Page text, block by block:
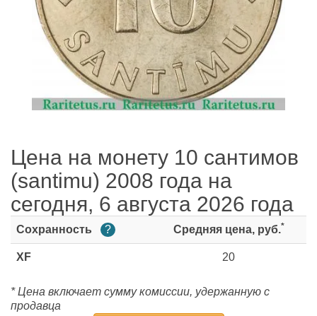
Цена на монету 10 сантимов
(santimu) 2008 года на
сегодня, 6 августа 2026 года
Сохранность ? Средняя цена, руб.*
XF 20
* Цена включает сумму комиссии, удержанную с
продавца